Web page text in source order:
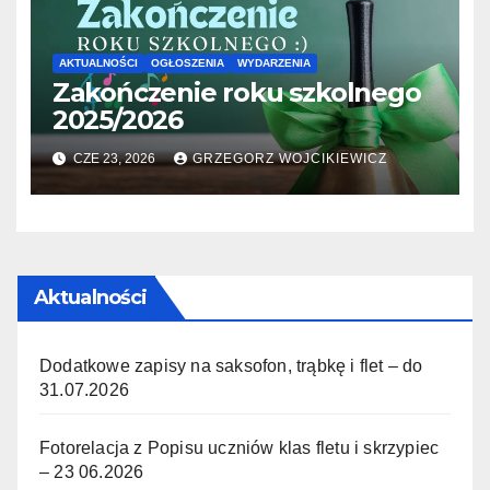
AKTUALNOŚCI OGŁOSZENIA WYDARZENIA
Zakończenie roku szkolnego
2025/2026
CZE 23, 2026 GRZEGORZ WOJCIKIEWICZ
Aktualności
Dodatkowe zapisy na saksofon, trąbkę i flet – do
31.07.2026
Fotorelacja z Popisu uczniów klas fletu i skrzypiec
– 23 06.2026